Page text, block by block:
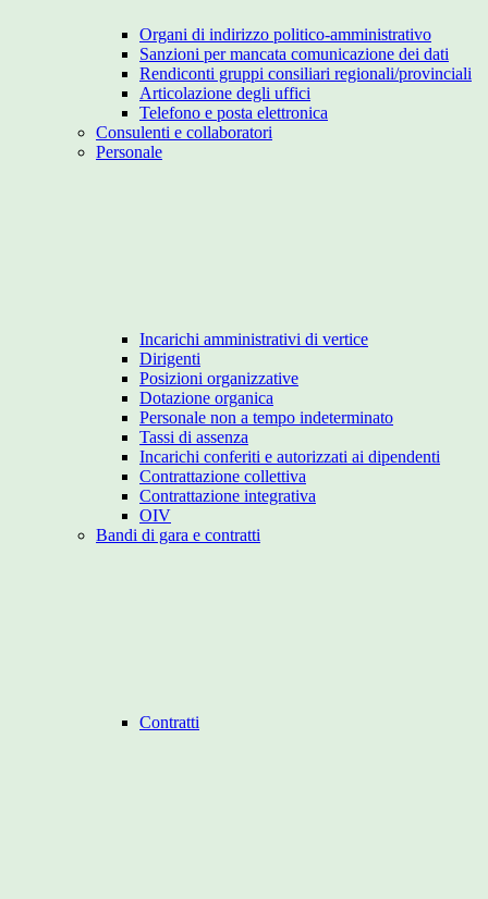
Organi di indirizzo politico-amministrativo
Sanzioni per mancata comunicazione dei dati
Rendiconti gruppi consiliari regionali/provinciali
Articolazione degli uffici
Telefono e posta elettronica
Consulenti e collaboratori
Personale
Incarichi amministrativi di vertice
Dirigenti
Posizioni organizzative
Dotazione organica
Personale non a tempo indeterminato
Tassi di assenza
Incarichi conferiti e autorizzati ai dipendenti
Contrattazione collettiva
Contrattazione integrativa
OIV
Bandi di gara e contratti
Contratti